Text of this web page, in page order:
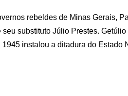
rebeldes de Minas Gerais,
substituto Júlio Prestes.
instalou a ditadura do Estado